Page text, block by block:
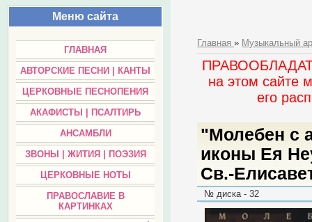
Меню сайта
ГЛАВНАЯ
АВТОРСКИЕ ПЕСНИ | КАНТЫ
ЦЕРКОВНЫЕ ПЕСНОПЕНИЯ
АКАФИСТЫ | ПСАЛТИРЬ
АНСАМБЛИ
ЗВОНЫ | ЖИТИЯ | ПОЭЗИЯ
ЦЕРКОВНЫЕ НОТЫ
ПРАВОСЛАВИЕ В
КАРТИНКАХ
Главная» Музыкальный
на этом сайте
его
"Молебен с
иконы Ея
Св.-
№ диска - 32